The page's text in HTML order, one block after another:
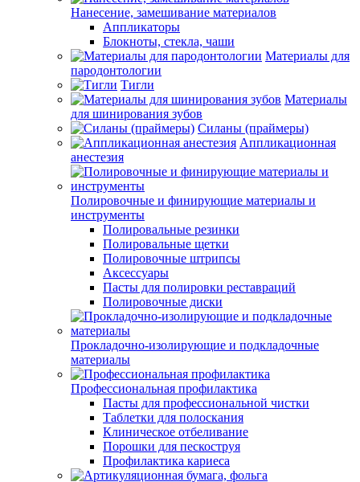
Нанесение, замешивание материалов
Аппликаторы
Блокноты, стекла, чаши
Материалы для
пародонтологии
Тигли
Материалы
для шинирования зубов
Силаны (праймеры)
Аппликационная
анестезия
Полировочные и финирующие материалы и
инструменты
Полировальные резинки
Полировальные щетки
Полировочные штрипсы
Аксессуары
Пасты для полировки реставраций
Полировочные диски
Прокладочно-изолирующие и подкладочные
материалы
Профессиональная профилактика
Пасты для профессиональной чистки
Таблетки для полоскания
Клиническое отбеливание
Порошки для пескоструя
Профилактика кариеса